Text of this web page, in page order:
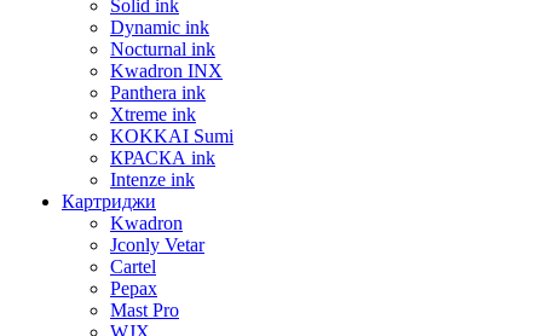
Solid ink
Dynamic ink
Nocturnal ink
Kwadron INX
Panthera ink
Xtreme ink
KOKKAI Sumi
КРАСКА ink
Intenze ink
Картриджи
Kwadron
Jconly Vetar
Cartel
Pepax
Mast Pro
WJX